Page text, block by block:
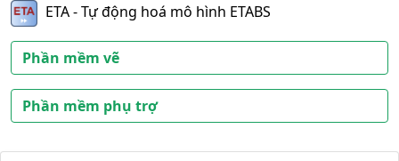
ETA - Tự động hoá mô hình ETABS
Phần mềm vẽ
Phần mềm phụ trợ